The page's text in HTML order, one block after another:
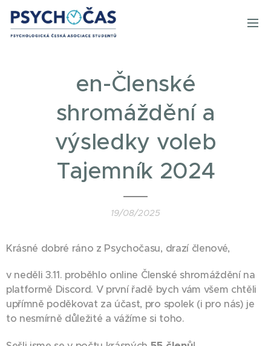
en-Členské
shromáždění a
výsledky voleb
Tajemník 2024
19/08/2025
Krásné dobré ráno z Psychočasu, drazí členové,
v neděli 3.11. proběhlo online Členské shromáždění na
platformě Discord. V první řadě bych vám všem chtěli
upřímně poděkovat za účast, pro spolek (i pro nás) je
to nesmírně důležité a vážíme si toho.